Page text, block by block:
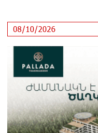
լինելու
Ողբերգական
տակ
Ադրբեջանի
դի է